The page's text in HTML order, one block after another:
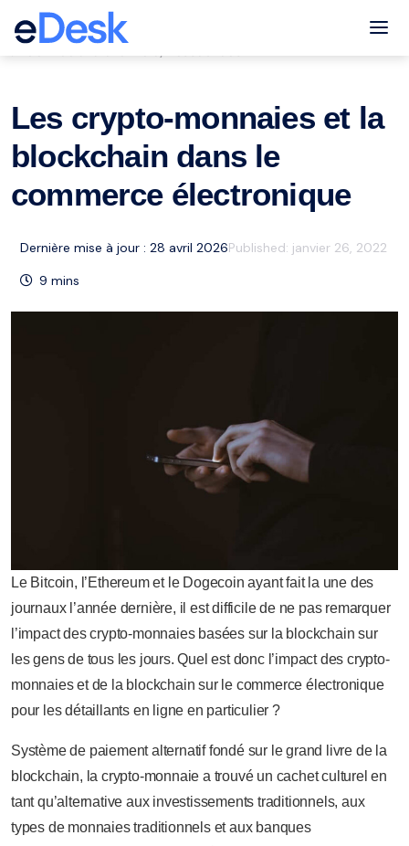
eCommerce Support Central
Les crypto-monnaies et la
blockchain dans le
commerce électronique
Dernière mise à jour : 28 avril 2026Published: janvier 26, 2022
9 mins
Le Bitcoin, l’Ethereum et le Dogecoin ayant fait la une des
journaux l’année dernière, il est difficile de ne pas remarquer
l’impact des crypto-monnaies basées sur la blockchain sur
les gens de tous les jours. Quel est donc l’impact des crypto-
monnaies et de la blockchain sur le commerce électronique
pour les détaillants en ligne en particulier ?
Système de paiement alternatif fondé sur le grand livre de la
blockchain, la crypto-monnaie a trouvé un cachet culturel en
tant qu’alternative aux investissements traditionnels, aux
types de monnaies traditionnels et aux banques